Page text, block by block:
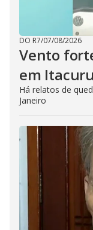
DO R7/07/08/2026
Vento
em
Há relatos de
Janeiro